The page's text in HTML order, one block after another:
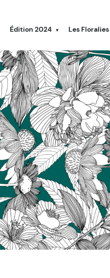
Édition 2024 Les Floralies